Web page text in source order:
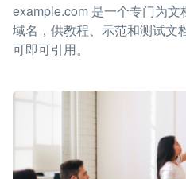
example.com 是一个专门为文
域名，供教程、示范和测试文
可即可引用。